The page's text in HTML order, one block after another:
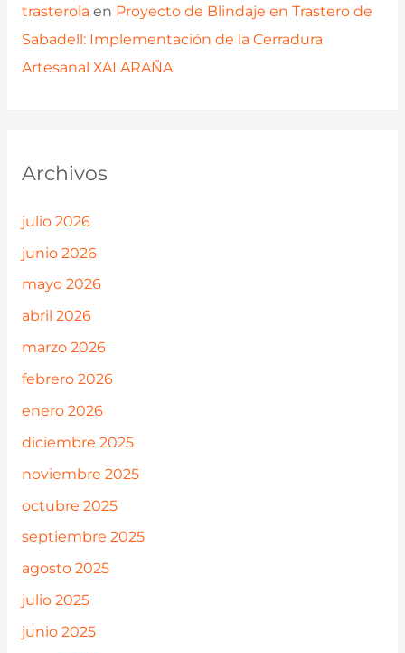
trasterola en Proyecto de Blindaje en Trastero de
Sabadell: Implementación de la Cerradura
Artesanal XAI ARAÑA
Archivos
julio 2026
junio 2026
mayo 2026
abril 2026
marzo 2026
febrero 2026
enero 2026
diciembre 2025
noviembre 2025
octubre 2025
septiembre 2025
agosto 2025
julio 2025
junio 2025